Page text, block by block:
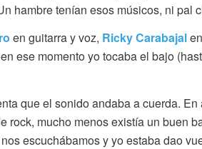
hambre tenían esos músicos, ni pal
en guitarra y voz, Ricky Carabajal
ese momento yo tocaba el bajo
que el sonido andaba a cuerda.
rock, mucho menos existía un buen
escuchábamos y yo estaba dao